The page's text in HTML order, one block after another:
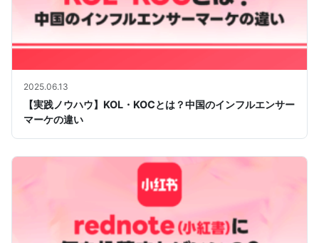
2025.06.13
【実践ノウハウ】KOL・KOCとは？中国のインフルエンサー
マーケの違い